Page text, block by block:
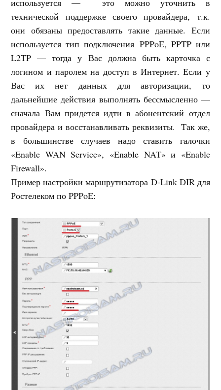
используется — это можно уточнить в
технической поддержке своего провайдера, т.к.
они обязаны предоставлять такие данные. Если
используется тип подключения PPPoE, PPTP или
L2TP — тогда у Вас должна быть карточка с
логином и паролем на доступ в Интернет. Если у
Вас их нет данных для авторизации, то
дальнейшие действия выполнять бессмысленно —
сначала Вам придется идти в абонентский отдел
провайдера и восстанавливать реквизиты. Так же,
в большинстве случаев надо ставить галочки
«Enable WAN Service», «Enable NAT» и «Enable
Firewall».
Пример настройки маршрутизатора D-Link DIR для
Ростелеком по PPPoE: